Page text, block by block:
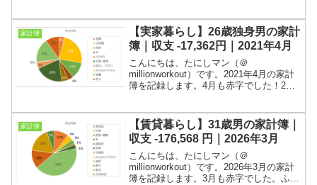
家計簿など、なんの参考にもならないと
思われるか...
家計簿
【実家暮らし】26歳独身男の家計
簿｜収支 -17,362円｜2021年4月
こんにちは、たにしマン（＠
millionworkout）です。2021年4月の家計
簿を記録します。4月も赤字でした！2か
らないと思われるかもしれませんが、こ
の弱小ブログ...
家計簿
【賃貸暮らし】31歳男の家計簿｜
収支 -176,568 円｜2026年3月
こんにちは、たにしマン（＠
millionworkout）です。2026年3月の家計
簿を記録します。3月も赤字でした。ふる